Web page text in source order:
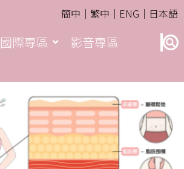
簡中｜ 繁中｜ ENG｜ 日本語
國際專區
影音專區